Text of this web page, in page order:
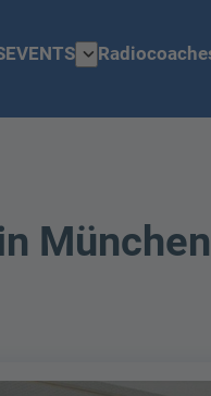
EVENTS expand_more